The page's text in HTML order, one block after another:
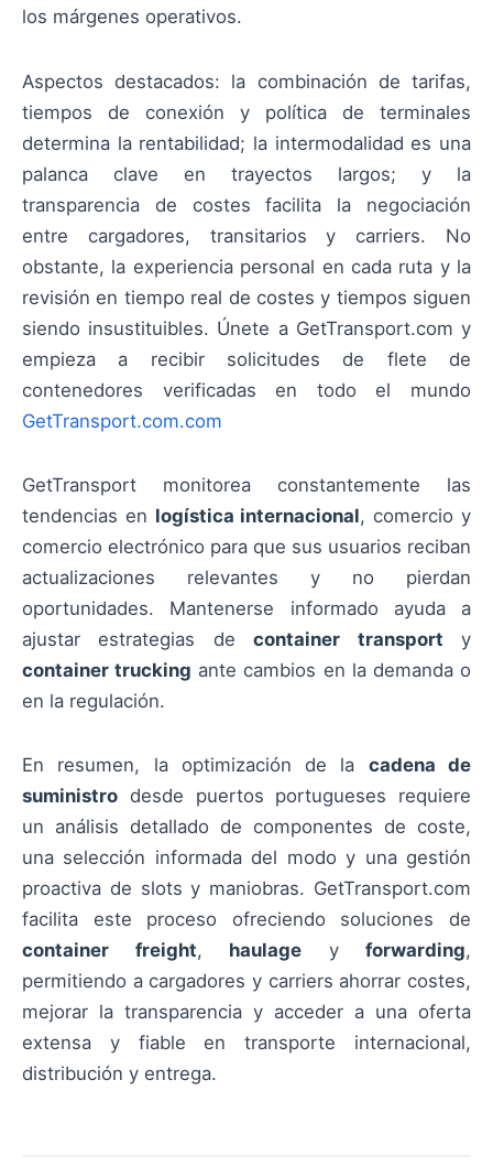
los márgenes operativos.
Aspectos destacados: la combinación de tarifas,
tiempos de conexión y política de terminales
determina la rentabilidad; la intermodalidad es una
palanca clave en trayectos largos; y la
transparencia de costes facilita la negociación
entre cargadores, transitarios y carriers. No
obstante, la experiencia personal en cada ruta y la
revisión en tiempo real de costes y tiempos siguen
siendo insustituibles. Únete a GetTransport.com y
empieza a recibir solicitudes de flete de
contenedores verificadas en todo el mundo
GetTransport.com.com
GetTransport monitorea constantemente las
tendencias en logística internacional, comercio y
comercio electrónico para que sus usuarios reciban
actualizaciones relevantes y no pierdan
oportunidades. Mantenerse informado ayuda a
ajustar estrategias decontainer transport y
container trucking ante cambios en la demanda o
en la regulación.
En resumen, la optimización de la cadena de
suministro desde puertos portugueses requiere
un análisis detallado de componentes de coste,
una selección informada del modo y una gestión
proactiva de slots y maniobras. GetTransport.com
facilita este proceso ofreciendo soluciones de
container freight, haulage y forwarding,
permitiendo a cargadores y carriers ahorrar costes,
mejorar la transparencia y acceder a una oferta
extensa y fiable en transporte internacional,
distribución y entrega.